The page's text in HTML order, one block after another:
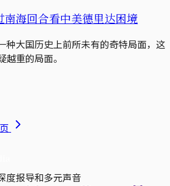
南海回合看中美德里达困境
种大国历史上前所未有的奇特局面，这
重的局面。
度报导和多元声音